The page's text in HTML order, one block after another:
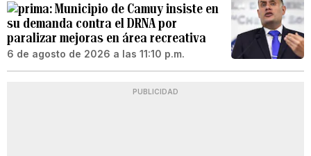
Municipio de Camuy insiste en
su demanda contra el DRNA por
paralizar mejoras en área recreativa
6 de agosto de 2026 a las 11:10 p.m.
PUBLICIDAD